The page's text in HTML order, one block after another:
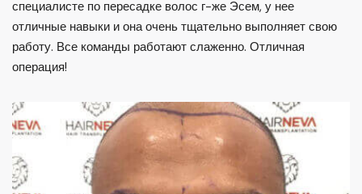
специалисте по пересадке волос г-же Эсем, у нее
отличные навыки и она очень тщательно выполняет свою
работу. Все команды работают слаженно. Отличная
операция!